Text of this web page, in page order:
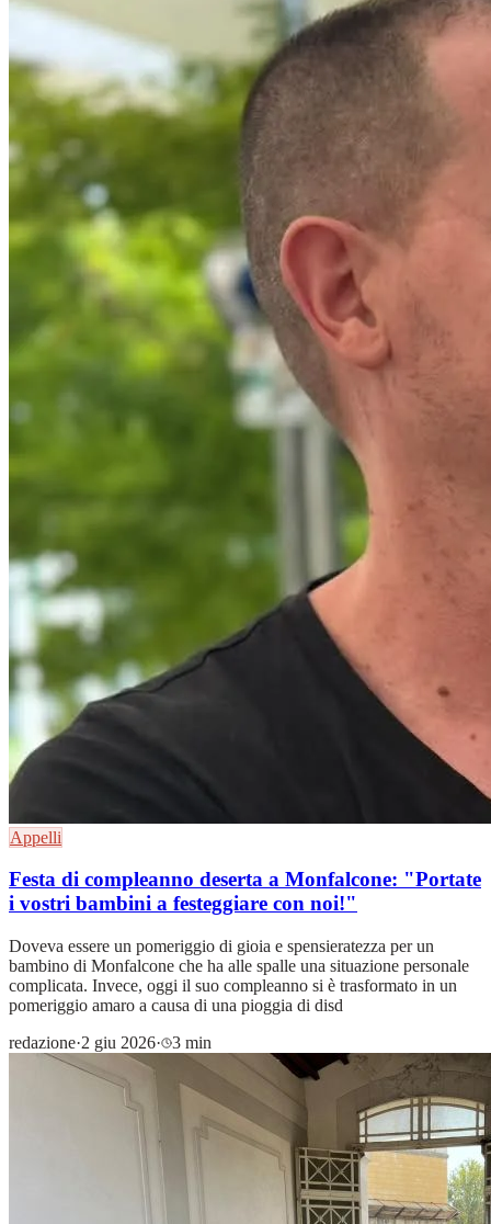
Appelli
Festa di compleanno deserta a Monfalcone: "Portate
i vostri bambini a festeggiare con noi!"
Doveva essere un pomeriggio di gioia e spensieratezza per un
bambino di Monfalcone che ha alle spalle una situazione personale
complicata. Invece, oggi il suo compleanno si è trasformato in un
pomeriggio amaro a causa di una pioggia di disd
redazione·2 giu 2026· 3 min